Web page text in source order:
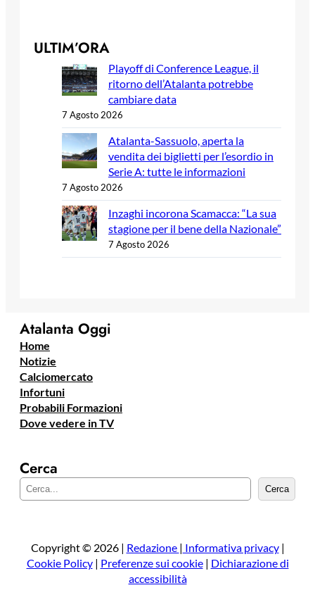
ULTIM’ORA
Playoff di Conference League, il
ritorno dell’Atalanta potrebbe
cambiare data
7 Agosto 2026
Atalanta-Sassuolo, aperta la
vendita dei biglietti per l’esordio in
Serie A: tutte le informazioni
7 Agosto 2026
Inzaghi incorona Scamacca: “La sua
stagione per il bene della Nazionale”
7 Agosto 2026
Atalanta Oggi
Home
Notizie
Calciomercato
Infortuni
Probabili Formazioni
Dove vedere in TV
Cerca
e
a
Cerca
Copyright © 2026 | Redazione | Informativa privacy|
Cookie Policy| Preferenze sui cookie| Dichiarazione di
accessibilità